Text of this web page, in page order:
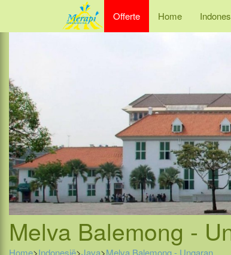
Offerte Home
Melva Balemong -
Home>Indonesië>Java>Melva Balemong - Ungaran